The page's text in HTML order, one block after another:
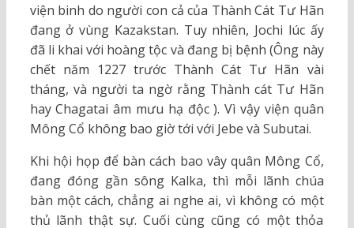
viện binh do người con cả của Thành Cát Tư Hãn
đang ở vùng Kazakstan. Tuy nhiên, Jochi lúc ấy
đã li khai với hoàng tộc và đang bị bệnh (Ông này
chết năm 1227 trước Thành Cát Tư Hãn vài
tháng, và người ta ngờ rằng Thành cát Tư Hãn
hay Chagatai âm mưu hạ độc ). Vì vậy viện quân
Mông Cổ không bao giờ tới với Jebe và Subutai.
Khi hội họp để bàn cách bao vây quân Mông Cổ,
đang đóng gần sông Kalka, thì mỗi lãnh chúa
bàn một cách, chẳng ai nghe ai, vì không có một
thủ lãnh thật sự. Cuối cùng cũng có một thỏa